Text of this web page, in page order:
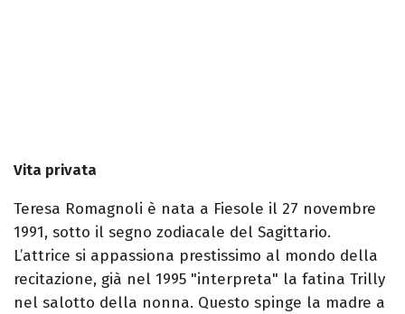
Vita privata
Teresa Romagnoli è nata a Fiesole il 27 novembre
1991, sotto il segno zodiacale del Sagittario.
L’attrice si appassiona prestissimo al mondo della
recitazione, già nel 1995 "interpreta" la fatina Trilly
nel salotto della nonna. Questo spinge la madre a